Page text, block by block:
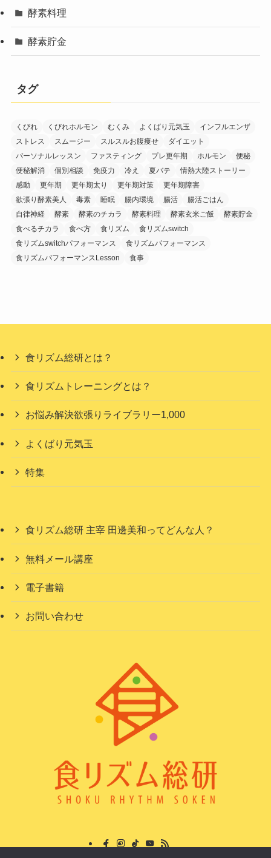
酵素料理
酵素貯金
タグ
くびれ くびれホルモン むくみ よくばり元気玉
インフルエンザ
ストレス
スムージー スルスルお腹痩せ
ダイエット
パーソナルレッスン
ファスティング プレ更年期 ホルモン
便秘
便秘解消
個別相談 免疫力 冷え 夏バテ
情熱大陸ストーリー
感動
更年期 更年期太り 更年期対策
更年期障害
欲張り酵素美人
毒素 睡眠 腸内環境 腸活
腸活ごはん
自律神経
酵素 酵素のチカラ 酵素料理 酵素玄米ご飯
酵素貯金
食べるチカラ
食べ方 食リズム
食リズムswitch
食リズムswitchパフォーマンス
食リズムパフォーマンス
食リズムパフォーマンスLesson
食事
食リズム総研とは？
食リズムトレーニングとは？
お悩み解決欲張りライブラリー1,000
よくばり元気玉
特集
食リズム総研 主宰 田邊美和ってどんな人？
無料メール講座
電子書籍
お問い合わせ